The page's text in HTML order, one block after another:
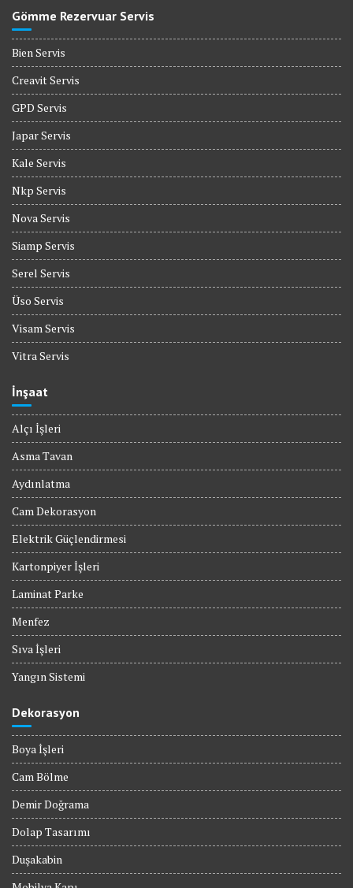
Gömme Rezervuar Servis
Bien Servis
Creavit Servis
GPD Servis
Japar Servis
Kale Servis
Nkp Servis
Nova Servis
Siamp Servis
Serel Servis
Üso Servis
Visam Servis
Vitra Servis
İnşaat
Alçı İşleri
Asma Tavan
Aydınlatma
Cam Dekorasyon
Elektrik Güçlendirmesi
Kartonpiyer İşleri
Laminat Parke
Menfez
Sıva İşleri
Yangın Sistemi
Dekorasyon
Boya İşleri
Cam Bölme
Demir Doğrama
Dolap Tasarımı
Duşakabin